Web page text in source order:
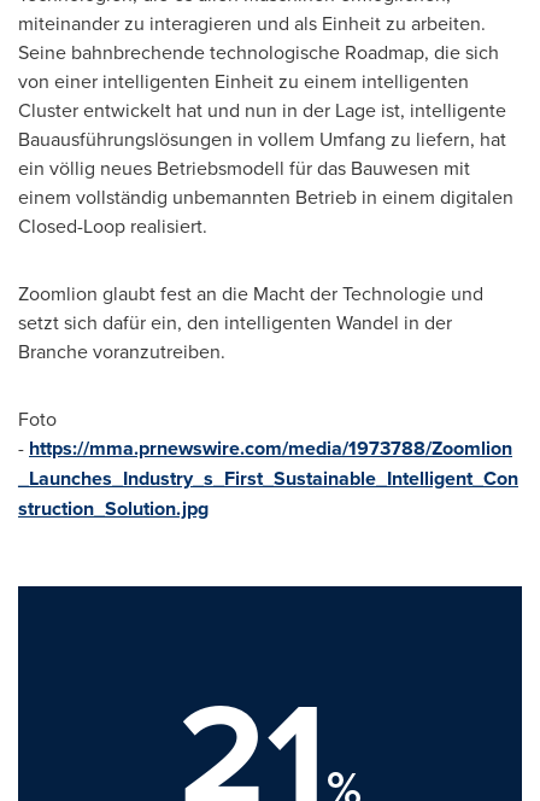
miteinander zu interagieren und als Einheit zu arbeiten.
Seine bahnbrechende technologische Roadmap, die sich
von einer intelligenten Einheit zu einem intelligenten
Cluster entwickelt hat und nun in der Lage ist, intelligente
Bauausführungslösungen in vollem Umfang zu liefern, hat
ein völlig neues Betriebsmodell für das Bauwesen mit
einem vollständig unbemannten Betrieb in einem digitalen
Closed-Loop realisiert.
Zoomlion glaubt fest an die Macht der Technologie und
setzt sich dafür ein, den intelligenten Wandel in der
Branche voranzutreiben.
Foto
- https://mma.prnewswire.com/media/1973788/Zoomlion
_Launches_Industry_s_First_Sustainable_Intelligent_Con
struction_Solution.jpg
21